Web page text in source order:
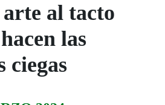
arte al tacto
las
ciegas